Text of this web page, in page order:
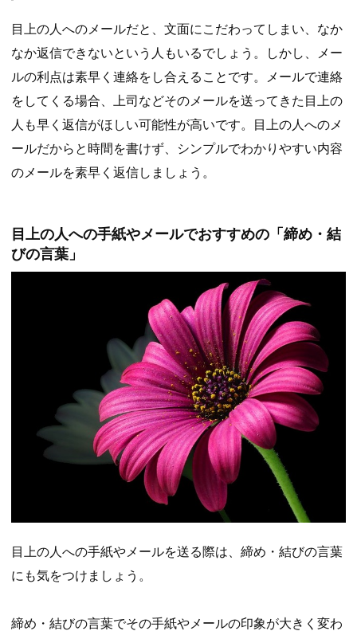
目上の人へのメールだと、文面にこだわってしまい、なか
なか返信できないという人もいるでしょう。しかし、メー
ルの利点は素早く連絡をし合えることです。メールで連絡
をしてくる場合、上司などそのメールを送ってきた目上の
人も早く返信がほしい可能性が高いです。目上の人へのメ
ールだからと時間を書けず、シンプルでわかりやすい内容
のメールを素早く返信しましょう。
目上の人への手紙やメールでおすすめの「締め・結
びの言葉」
目上の人への手紙やメールを送る際は、締め・結びの言葉
にも気をつけましょう。
締め・結びの言葉でその手紙やメールの印象が大きく変わ